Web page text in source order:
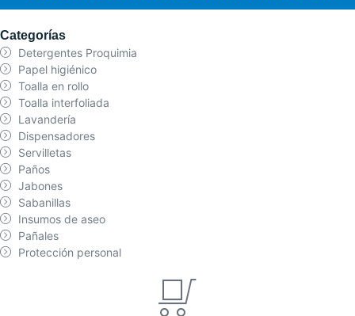
Categorías
Detergentes Proquimia
Papel higiénico
Toalla en rollo
Toalla interfoliada
Lavandería
Dispensadores
Servilletas
Paños
Jabones
Sabanillas
Insumos de aseo
Pañales
Protección personal